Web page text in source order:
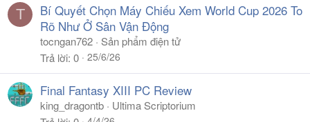
T
Bí Quyết Chọn Máy Chiếu Xem World Cup 2026 To
Rõ Như Ở Sân Vận Động
tocngan762
Sản phẩm điện tử
Trả lời 0 25/6/26
Final Fantasy XIII PC Review
king_dragontb
Ultima Scriptorium